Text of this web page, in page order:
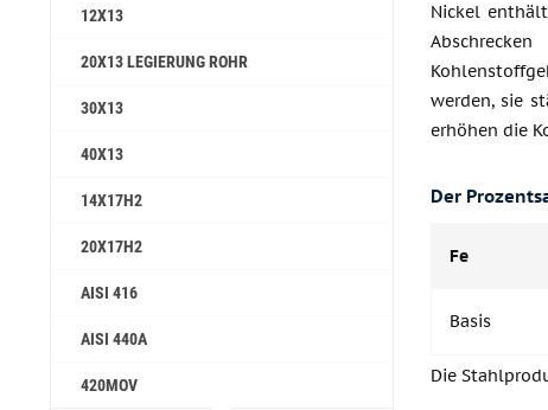
12X13
20X13 LEGIERUNG ROHR
30X13
40Х13
14Х17Н2
20Х17Н2
AISI 416
AISI 440A
420MOV
Nickel
werden, sie
erhöhen die
Der
Fe
Basis
Die